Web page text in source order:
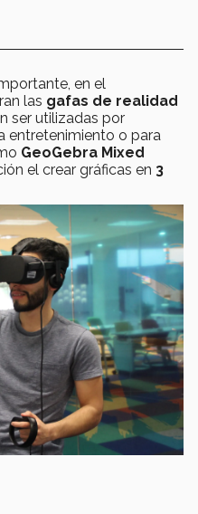
en el
las gafas de realidad
ser utilizadas por
entretenimiento o para
GeoGebra Mixed
el crear gráficas en 3